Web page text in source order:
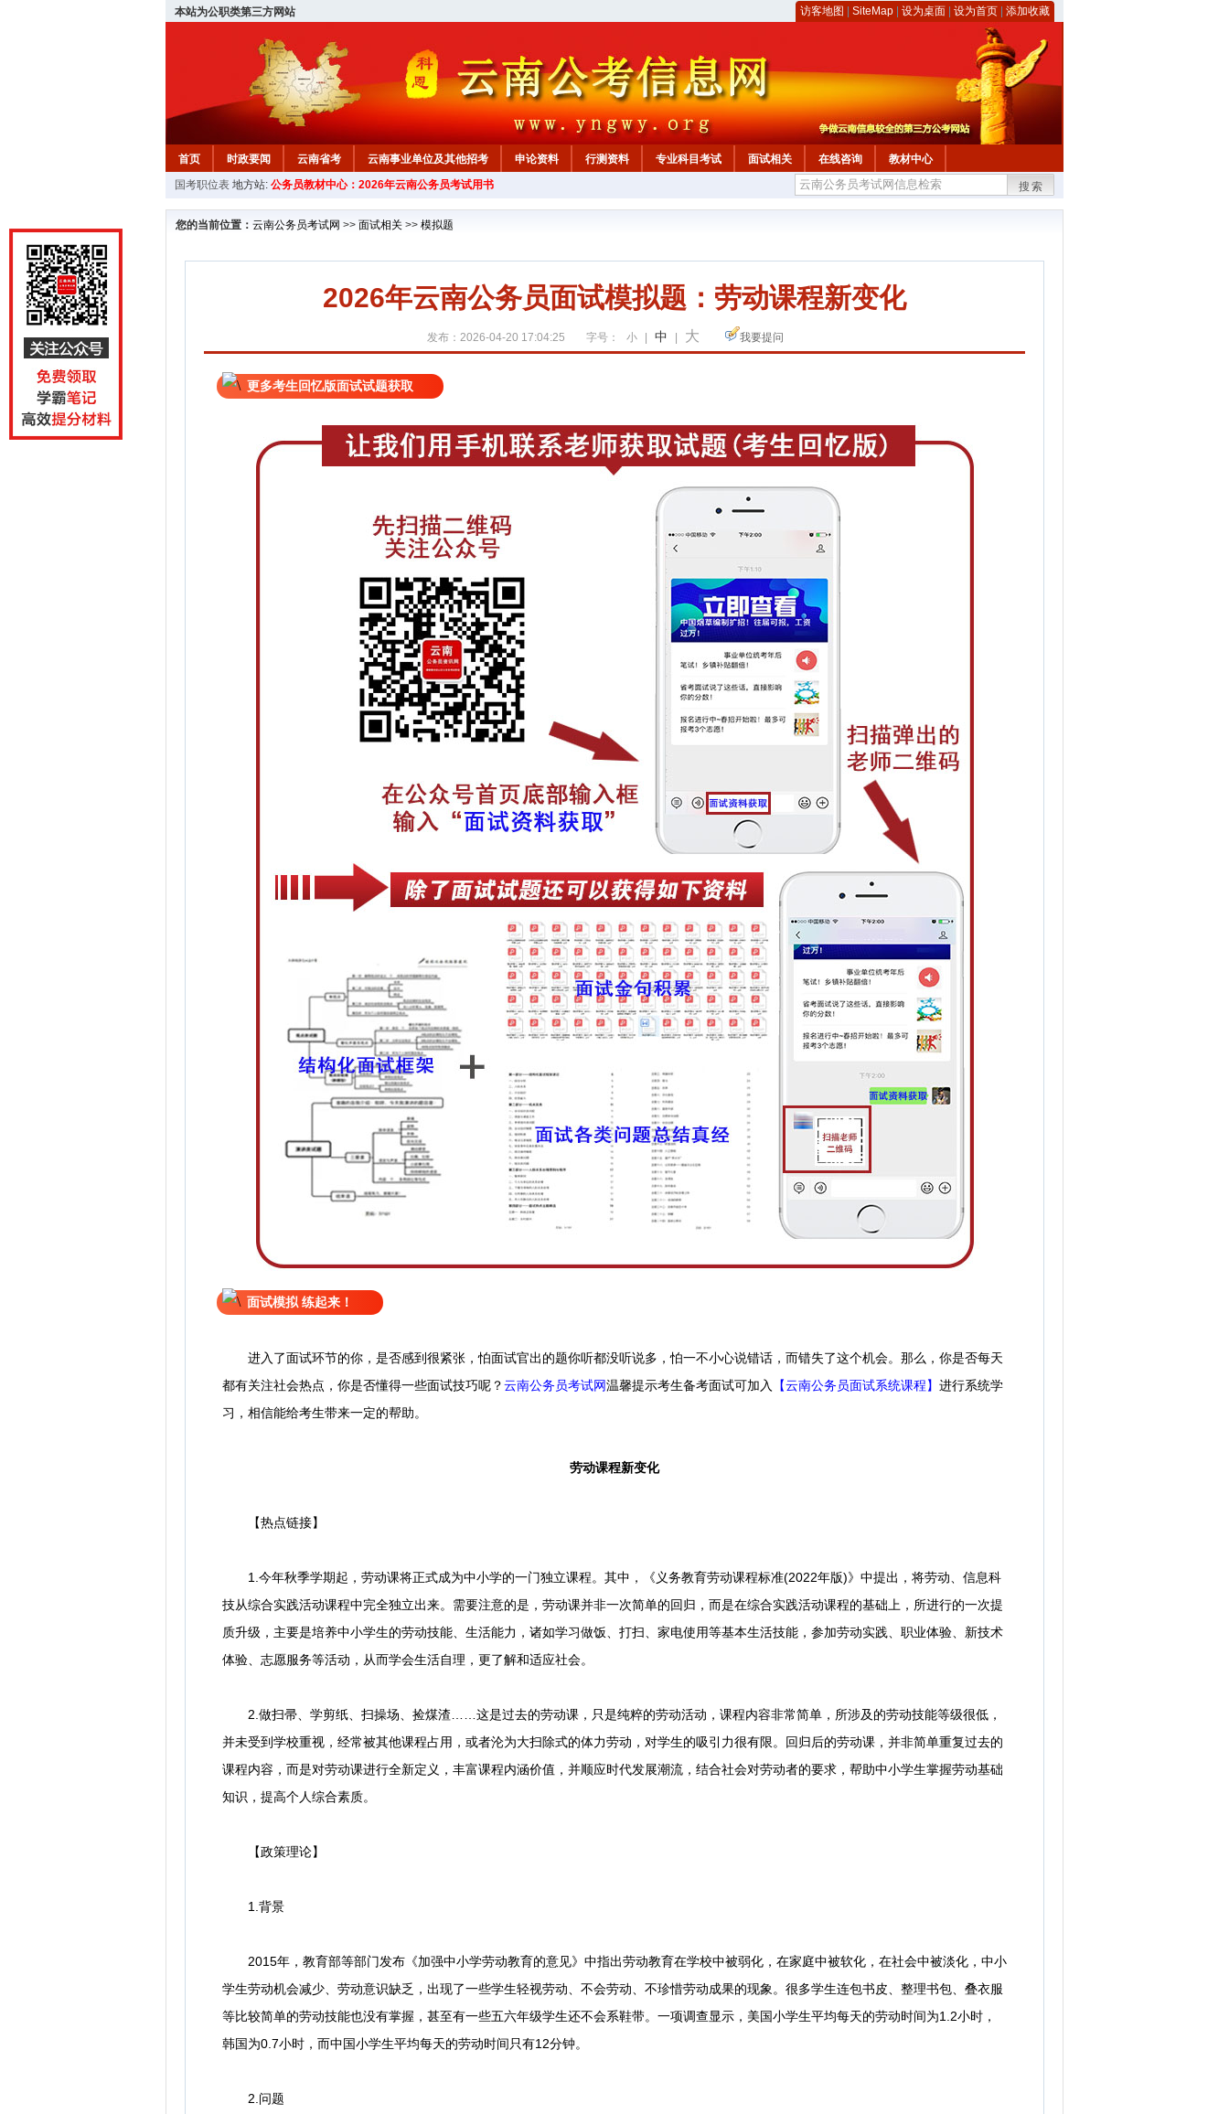
本站为公职类第三方网站 访客地图 SiteMap 设为桌面 设为首页 添加收藏
首页 时政要闻 云南省考 云南事业单位及其他招考 申论资料 行测资料 专业科目考试 面试相关 在线咨询
教材中心
国考职位表 地方站: 公务员教材中心：2026年云南公务员考试用书 搜索
您的当前位置： 云南公务员考试网 >> 面试相关 >> 模拟题
2026年云南公务员面试模拟题：劳动课程新变化
发布：2026-04-20 17:04:25 字号： 小 中 大 我要提问
更多考生回忆版面试试题获取
面试模拟 练起来！
进入了面试环节的你，是否感到很紧张，怕面试官出的题你听都没听说多，怕一不小心说错话，而错失了这个机会。那么，你是否每天
都有关注社会热点，你是否懂得一些面试技巧呢？云南公务员考试网温馨提示考生备考面试可加入 【云南公务员面试系统课程】 进行系统学
习，相信能给考生带来一定的帮助。
劳动课程新变化
【热点链接】
1.今年秋季学期起，劳动课将正式成为中小学的一门独立课程。其中，《义务教育劳动课程标准(2022年版)》中提出，将劳动、信息科
技从综合实践活动课程中完全独立出来。需要注意的是，劳动课并非一次简单的回归，而是在综合实践活动课程的基础上，所进行的一次提
质升级，主要是培养中小学生的劳动技能、生活能力，诸如学习做饭、打扫、家电使用等基本生活技能，参加劳动实践、职业体验、新技术
体验、志愿服务等活动，从而学会生活自理，更了解和适应社会。
2.做扫帚、学剪纸、扫操场、捡煤渣……这是过去的劳动课，只是纯粹的劳动活动，课程内容非常简单，所涉及的劳动技能等级很低，
并未受到学校重视，经常被其他课程占用，或者沦为大扫除式的体力劳动，对学生的吸引力很有限。回归后的劳动课，并非简单重复过去的
课程内容，而是对劳动课进行全新定义，丰富课程内涵价值，并顺应时代发展潮流，结合社会对劳动者的要求，帮助中小学生掌握劳动基础
知识，提高个人综合素质。
【政策理论】
1.背景
2015年，教育部等部门发布《加强中小学劳动教育的意见》中指出劳动教育在学校中被弱化，在家庭中被软化，在社会中被淡化，中小
学生劳动机会减少、劳动意识缺乏，出现了一些学生轻视劳动、不会劳动、不珍惜劳动成果的现象。很多学生连包书皮、整理书包、叠衣服
等比较简单的劳动技能也没有掌握，甚至有一些五六年级学生还不会系鞋带。一项调查显示，美国小学生平均每天的劳动时间为1.2小时，
韩国为0.7小时，而中国小学生平均每天的劳动时间只有12分钟。
2.问题